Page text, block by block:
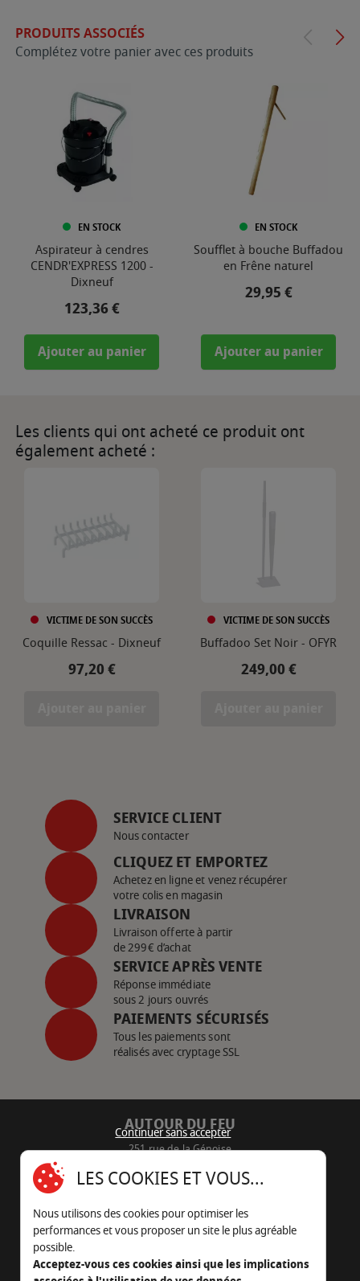
PRODUITS ASSOCIÉS
Complétez votre panier avec ces produits
EN STOCK
Aspirateur à cendres
CENDR'EXPRESS 1200 -
Dixneuf
Prix
123,36 €
Ajouter au panier
EN STOCK
Soufflet à bouche Buffadou
en Frêne naturel
Prix
29,95 €
Ajouter au panier
Les clients qui ont acheté ce produit ont
également acheté :
VICTIME DE SON SUCCÈS
Coquille Ressac - Dixneuf
Prix
97,20 €
VICTIME DE SON SUCCÈS
Buffadoo Set Noir - OFYR
Prix
249,00 €
SERVICE CLIENT
Nous contacter
CLIQUEZ ET EMPORTEZ
Achetez en ligne et venez récupérer
votre colis en magasin
LIVRAISON
Livraison offerte à partir
de 299€ d’achat
SERVICE APRÈS VENTE
Réponse immédiate
sous 2 jours ouvrés
PAIEMENTS SÉCURISÉS
Tous les paiements sont
réalisés avec cryptage SSL
AUTOUR DU FEU
251 rue de la Génoise
05 45 22 98 09
Nous envoyer un e-mail
Continuer sans accepter
LES COOKIES ET VOUS...
Nous utilisons des cookies pour optimiser les
performances et vous proposer un site le plus agréable
possible.
Acceptez-vous ces cookies ainsi que les implications